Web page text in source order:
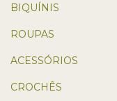
BIQUÍNIS
ROUPAS
ACESSÓRIOS
CROCHÊS